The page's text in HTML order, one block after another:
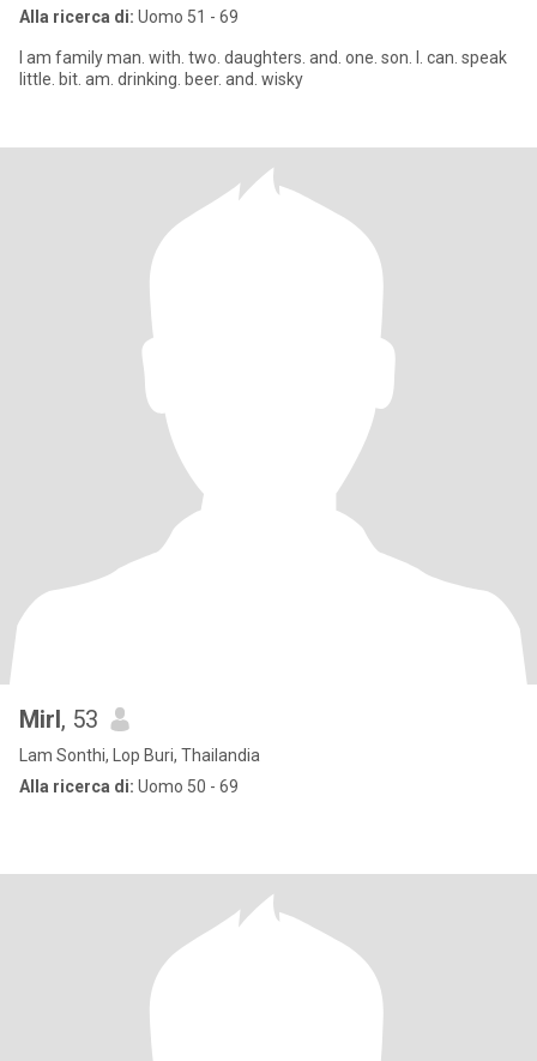
Alla ricerca di: Uomo 51 - 69
I am family man. with. two. daughters. and. one. son. I. can. speak
little. bit. am. drinking. beer. and. wisky
Mirl, 53
Lam Sonthi, Lop Buri, Thailandia
Alla ricerca di: Uomo 50 - 69